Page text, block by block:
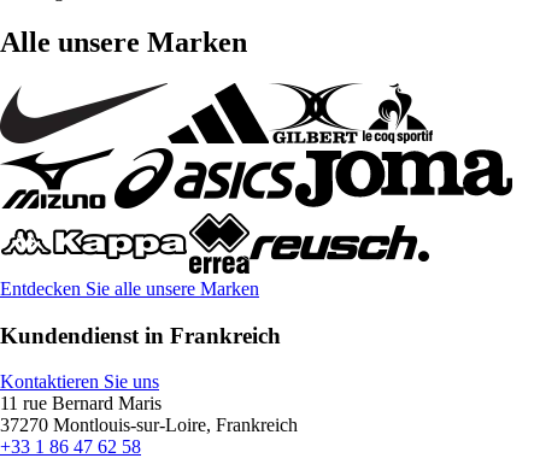
Alle unsere Marken
Entdecken Sie alle unsere Marken
Kundendienst in Frankreich
Kontaktieren Sie uns
11 rue Bernard Maris
37270 Montlouis-sur-Loire, Frankreich
+33 1 86 47 62 58